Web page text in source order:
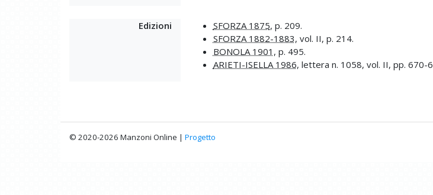
Edizioni SFORZA 1875, p. 209.
SFORZA 1882-1883, vol. II, p. 214.
BONOLA 1901 , p. 495.
ARIETI-ISELLA 1986, lettera n. 1058, vol. II, pp. 670-
© 2020-2026 Manzoni Online | Progetto